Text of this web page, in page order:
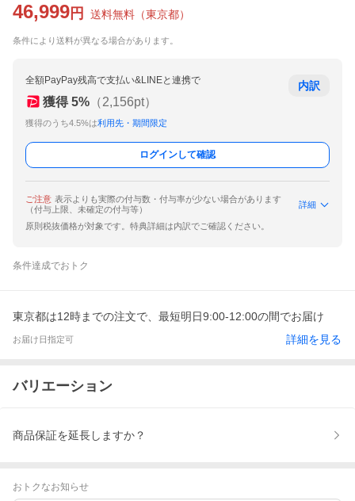
46,999 円 送料無料 （東京都）
条件により送料が異なる場合があります。
全額PayPay残高で支払い&LINEと連携で
獲得 5% （2,156pt）
獲得のうち4.5%は利用先・期間限定
内訳
ログインして確認
ご注意 表示よりも実際の付与数・付与率が少ない場合があります
（付与上限、未確定の付与等）
詳細
原則税抜価格が対象です。特典詳細は内訳でご確認ください。
条件達成でおトク
東京都は12時までの注文で、最短明日9:00-12:00の間でお届け
お届け日指定可 詳細を見る
バリエーション
商品保証を延長しますか？
おトクなお知らせ